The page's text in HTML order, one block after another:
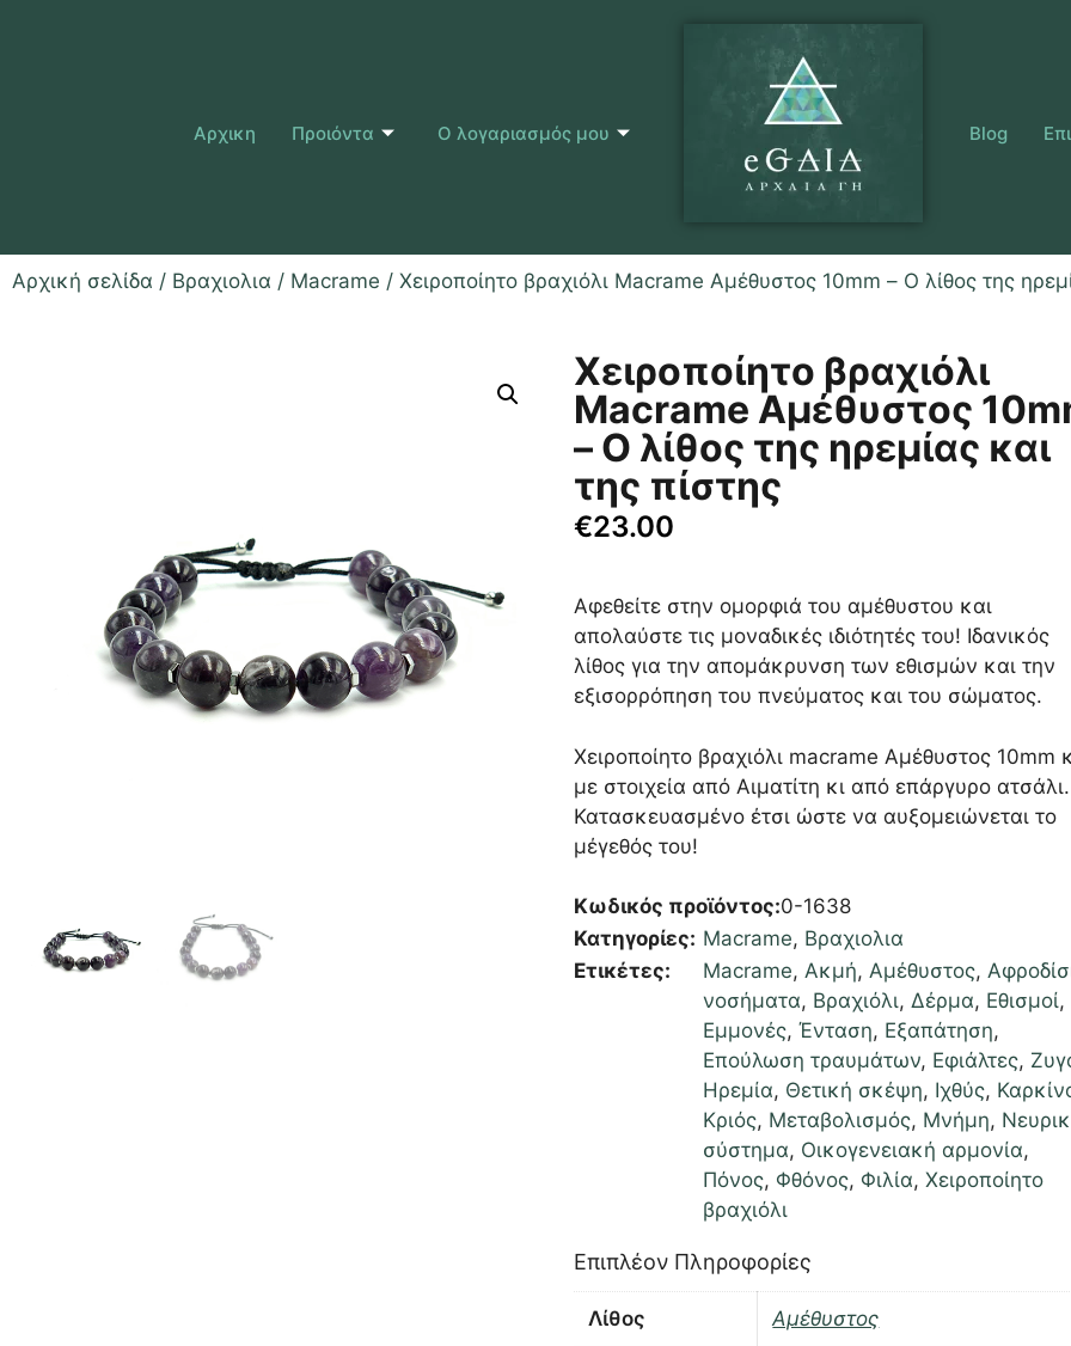
Αρχικη Προιόντα Ο λογαριασμός μου Blog
Αρχική σελίδα / Βραχιολια / Macrame / Χειροποίητο βραχιόλι Macrame Αμέθυστος 10mm – Ο λίθος της
Χειροποίητο βραχιόλι
Macrame Αμέθυστος
– Ο λίθος της ηρεμίας και
της πίστης
€23.00
Αφεθείτε στην ομορφιά του αμέθυστου και
απολαύστε τις μοναδικές ιδιότητές του! Ιδανικός
λίθος για την απομάκρυνση των εθισμών και την
εξισορρόπηση του πνεύματος και του σώματος.
Χειροποίητο βραχιόλι macrame Αμέθυστος 10mm
με στοιχεία από Αιματίτη κι από επάργυρο ατσάλι.
Κατασκευασμένο έτσι ώστε να αυξομειώνεται το
μέγεθός του!
Κωδικός προϊόντος:0-1638
Κατηγορίες: Macrame, Βραχιολια
Ετικέτες:
Macrame,Ακμή,Αμέθυστος,
νοσήματα, Βραχιόλι,Δέρμα, Εθισμοί,
Εμμονές,Ένταση, Εξαπάτηση,
Επούλωση τραυμάτων, Εφιάλτες,
Ηρεμία, Θετική σκέψη, Ιχθύς,
Κριός, Μεταβολισμός, Μνήμη,
σύστημα, Οικογενειακή αρμονία,
Πόνος, Φθόνος, Φιλία,Χειροποίητο
βραχιόλι
Επιπλέον Πληροφορίες
Λίθος Αμέθυστος